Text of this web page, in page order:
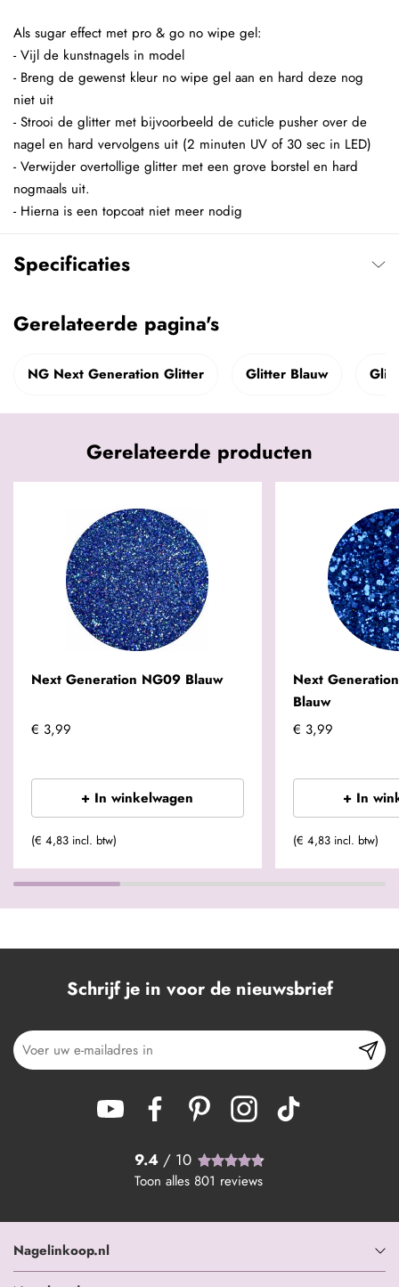
Als sugar effect met pro & go no wipe gel:
- Vijl de kunstnagels in model
- Breng de gewenst kleur no wipe gel aan en hard deze nog
niet uit
- Strooi de glitter met bijvoorbeeld de cuticle pusher over de
nagel en hard vervolgens uit (2 minuten UV of 30 sec in LED)
- Verwijder overtollige glitter met een grove borstel en hard
nogmaals uit.
- Hierna is een topcoat niet meer nodig
Specificaties
Gerelateerde pagina's
NG Next Generation Glitter Glitter Blauw
Gerelateerde producten
Next Generation NG09 Blauw
€ 3,99
+ In winkelwagen
(€ 4,83 incl. btw)
Next
Blauw
€ 3,99
+ In
(€ 4,83 incl. btw)
Schrijf je in voor de nieuwsbrief
9.4 / 10
Toon alles 801 reviews
Nagelinkoop.nl